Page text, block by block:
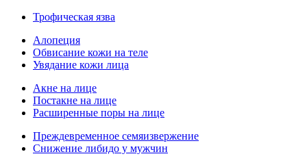
Трофическая язва
Алопеция
Обвисание кожи на теле
Увядание кожи лица
Акне на лице
Постакне на лице
Расширенные поры на лице
Преждевременное семяизвержение
Снижение либидо у мужчин